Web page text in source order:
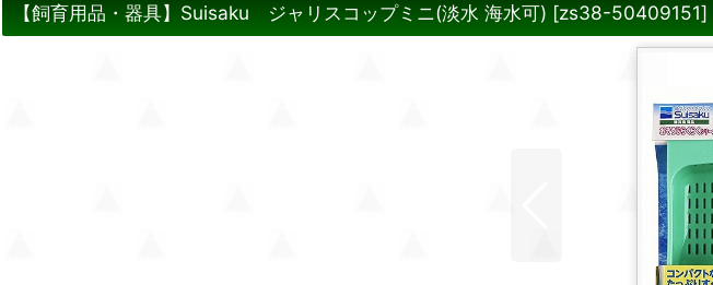
【飼育用品・器具】Suisaku ジャリスコップミニ(淡水 海水可) [zs38-50409151]